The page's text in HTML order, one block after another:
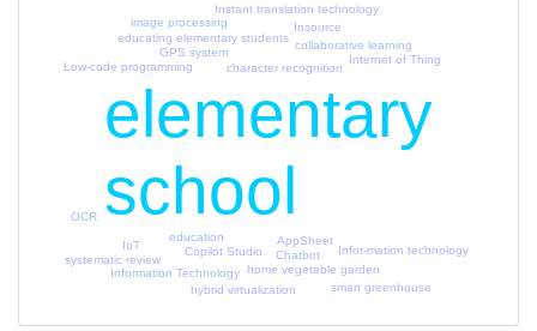
elementary
school
AppSheet
character recognition
Chatbot
collaborative learning
Copilot Studio
educating elementary students
education
GPS system
home vegetable garden
hybrid virtualization
image processing
Information Technology
Infor-mation technology
Insource
Instant translation technology
Internet of Thing
IoT
Low-code programming
OCR
smart greenhouse
systematic review